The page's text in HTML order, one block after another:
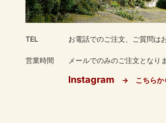
TEL お電話でのご注文、ご質問は
営業時間 メールでのみのご注文となり
Instagram → こちらか